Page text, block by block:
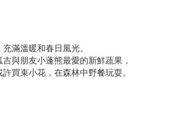
滿溫暖和春日風光。
與朋友小蓬熊最愛的新鮮蔬果，
買束小花，在森林中野餐玩耍。